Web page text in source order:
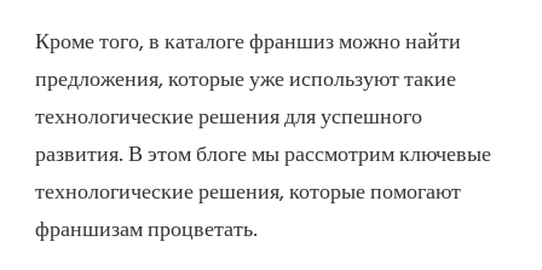
Кроме того, в каталоге франшиз можно найти
предложения, которые уже используют такие
технологические решения для успешного
развития. В этом блоге мы рассмотрим ключевые
технологические решения, которые помогают
франшизам процветать.